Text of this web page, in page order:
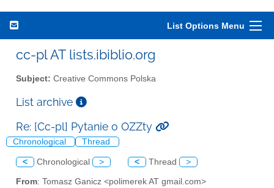
List Options Menu
cc-pl AT lists.ibiblio.org
Subject: Creative Commons Polska
List archive
Re: [Cc-pl] Pytanie o OZZty
Chronological Thread
< Chronological > < Thread >
From: Tomasz Ganicz <polimerek AT gmail.com>